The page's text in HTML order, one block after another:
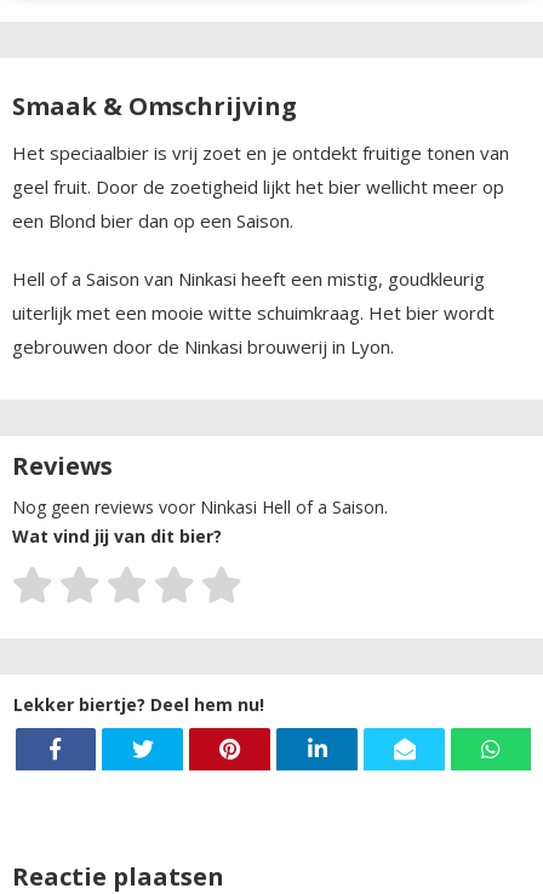
Smaak & Omschrijving
Het speciaalbier is vrij zoet en je ontdekt fruitige tonen van
geel fruit. Door de zoetigheid lijkt het bier wellicht meer op
een Blond bier dan op een Saison.
Hell of a Saison van Ninkasi heeft een mistig, goudkleurig
uiterlijk met een mooie witte schuimkraag. Het bier wordt
gebrouwen door de Ninkasi brouwerij in Lyon.
Reviews
Nog geen reviews voor Ninkasi Hell of a Saison.
Wat vind jij van dit bier?
Lekker biertje? Deel hem nu!
Reactie plaatsen